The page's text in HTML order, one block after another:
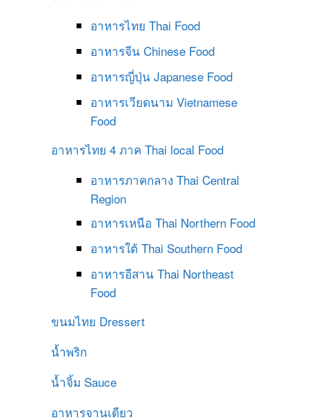
อาหารไทย Thai Food
อาหารจีน Chinese Food
อาหารญี่ปุ่น Japanese Food
อาหารเวียดนาม Vietnamese
Food
อาหารไทย 4 ภาค Thai local Food
อาหารภาคกลาง Thai Central
Region
อาหารเหนือ Thai Northern Food
อาหารใต้ Thai Southern Food
อาหารอีสาน Thai Northeast
Food
ขนมไทย Dressert
น้ำพริก
น้ำจิ้ม Sauce
อาหารจานเดียว